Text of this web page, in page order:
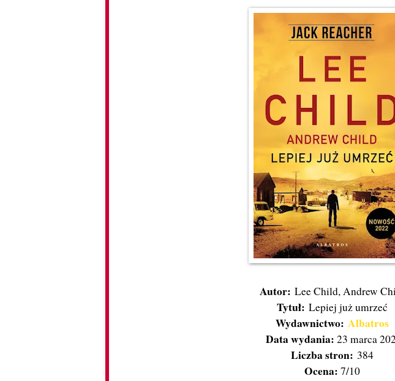
Autor: Lee Child, Andrew
Tytuł: Lepiej już umrzeć
Wydawnictwo: Albatros
Data wydania: 23 marca
Liczba stron: 384
Ocena: 7/10